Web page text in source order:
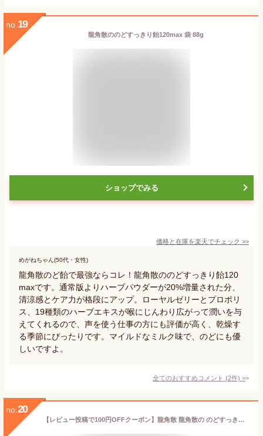
no. 19
龍角散ののどすっきり飴120max 袋 88g
ショップでみる
価格と在庫を楽天でチェック >>
めがねちゃん(50代・女性)
龍角散のど飴で最強ならコレ！龍角散ののどすっきり飴120
maxです。通常版よりハーブパウダーが20%増量された分、
清涼感とケア力が格段にアップ。ローヤルゼリーとプロポリ
ス、19種類のハーブエキスが喉にじんわり広がって潤いを与
えてくれるので、声を使う仕事の方にも評価が高く、乾燥す
る季節にぴったりです。マイルドなミルク味で、のどにも優
しいですよ。
全てのおすすめコメント (2件) >
no. 20
【レビュー投稿で100円OFFクーポン】龍角散 龍角散の のどすっきり飴 カシス&ブルーベリー 75g のど飴 飴 グミ タブレット お菓子